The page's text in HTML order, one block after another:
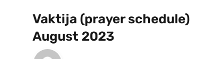
Vaktija (prayer schedule)
August 2023